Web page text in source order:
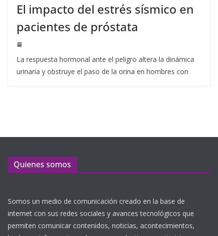
El impacto del estrés sísmico en
pacientes de próstata
La respuesta hormonal ante el peligro altera la dinámica
urinaria y obstruye el paso de la orina en hombres con
Quienes somos
Somos un medio de comunicación creado en la base de
internet con sus redes sociales y avances tecnológicos que
permiten comunicar contenidos, noticias, acontecimientos,